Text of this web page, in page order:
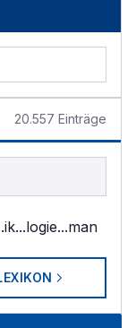
20.557 Einträge
...logie...man